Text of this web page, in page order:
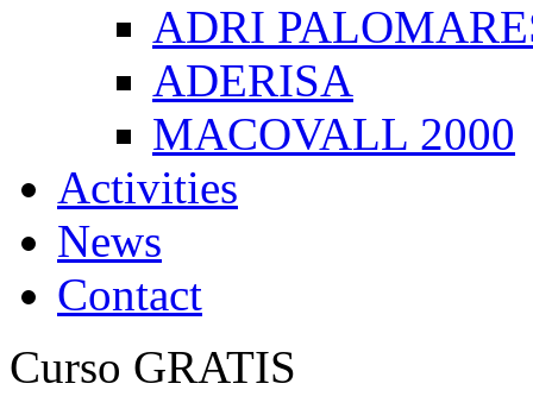
ADRI
ADERISA
MACOVALL 2000
Activities
News
Contact
Curso GRATIS